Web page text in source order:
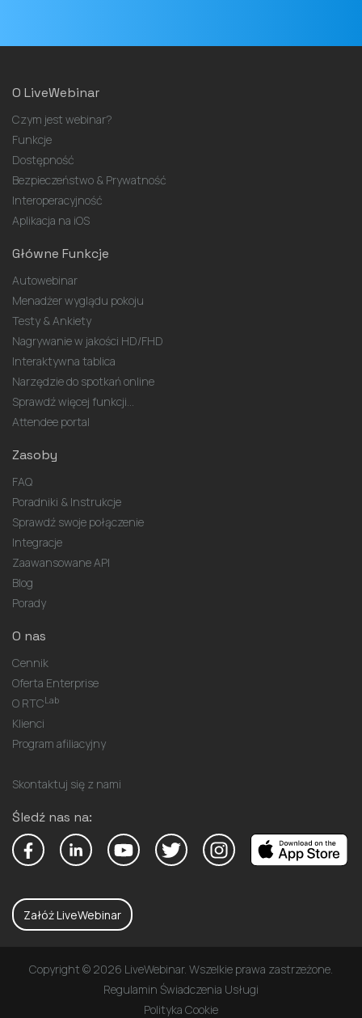
O LiveWebinar
Czym jest webinar?
Funkcje
Dostępność
Bezpieczeństwo & Prywatność
Interoperacyjność
Aplikacja na iOS
Główne Funkcje
Autowebinar
Menadżer wyglądu pokoju
Testy & Ankiety
Nagrywanie w jakości HD/FHD
Interaktywna tablica
Narzędzie do spotkań online
Sprawdź więcej funkcji...
Attendee portal
Zasoby
FAQ
Poradniki & Instrukcje
Sprawdź swoje połączenie
Integracje
Zaawansowane API
Blog
Porady
O nas
Cennik
Oferta Enterprise
O RTCLab
Klienci
Program afiliacyjny
Skontaktuj się z nami
Śledź nas na:
Załóż LiveWebinar
Copyright © 2026 LiveWebinar. Wszelkie prawa zastrzeżone.
Regulamin Świadczenia Usługi
Polityka Cookie